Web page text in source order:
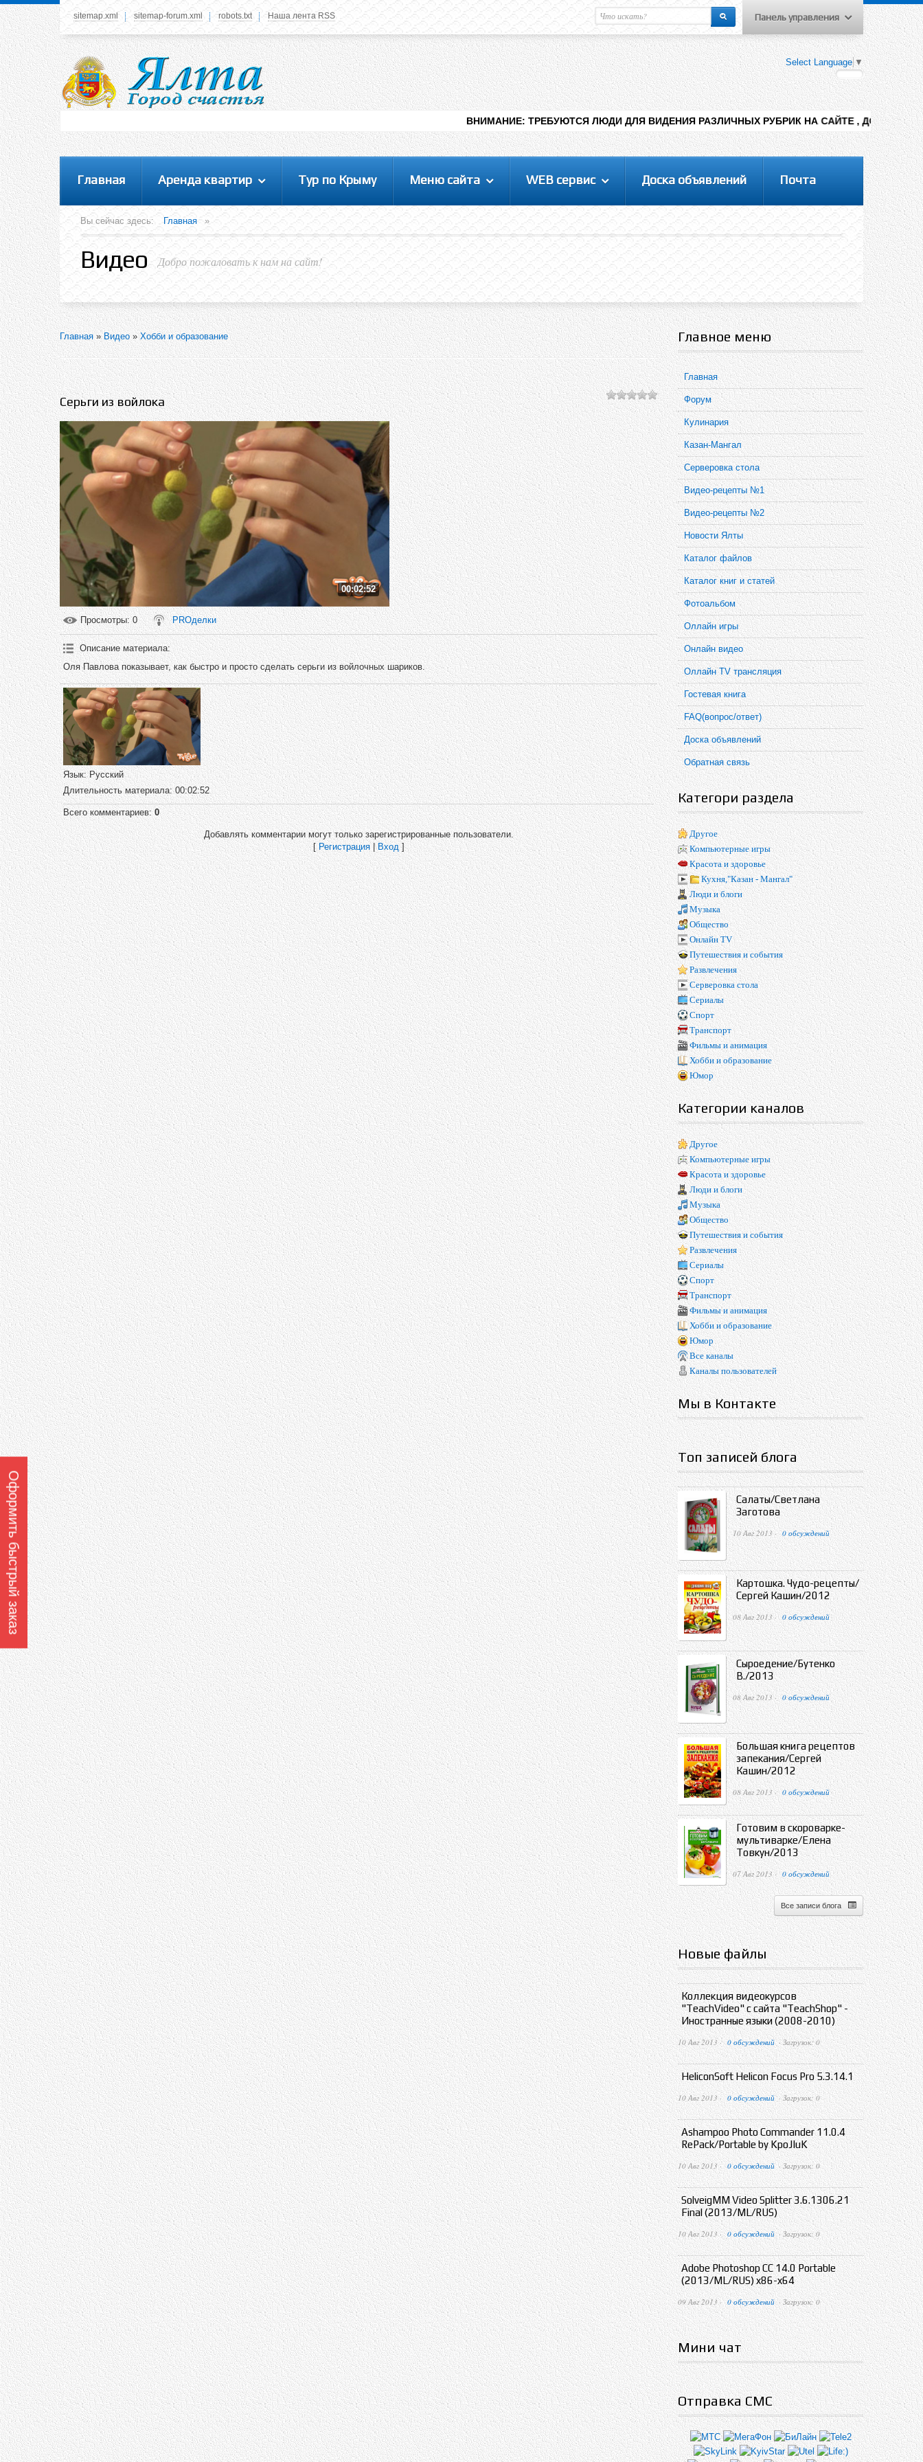
У вас нет прав просматривать данное меню,
пожалуйста, войдите на сайт под своим
логином или зарегестрируйтесь! Это позволит
вам пользоваться всеми функциями нашего
Здравствуйте уважаемыйГость. Чтобы
пользоваться данной панелью
управления, вам необходимо
авторизоваться на сайте под своим
логином, либо пройти регистрацию.
Меню пользователя
Вход на сайт
Регистрация
Панель управления
sitemap.xml sitemap-forum.xml robots.txt Наша лента RSS
Select Language ▼
ВНИМАНИЕ: ТРЕБУЮТСЯ ЛЮДИ ДЛЯ ВИДЕНИЯ РАЗЛИЧНЫХ РУБРИК НА САЙТЕ , ДОБАВЛЕНИЯ
Главная Аренда квартир Тур по Крыму Меню сайта WEB сервис Доска объявлений Почта
Вы сейчас здесь: Главная »
Видео Добро пожаловать к нам на сайт!
Главная»Видео»Хобби и образование
Серьги из войлока
00:02:52
Просмотры: 0 PROделки
Описание материала:
Оля Павлова показывает, как быстро и просто сделать серьги из войлочных шариков.
Язык: Русский
Длительность материала: 00:02:52
Всего комментариев: 0
Добавлять комментарии могут только зарегистрированные пользователи.
[Регистрация|Вход]
Главное меню
Главная
Форум
Кулинария
Казан-Мангал
Серверовка стола
Видео-рецепты №1
Видео-рецепты №2
Новости Ялты
Каталог файлов
Каталог книг и статей
Фотоальбом
Оллайн игры
Онлайн видео
Оллайн TV трансляция
Гостевая книга
FAQ(вопрос/ответ)
Доска объявлений
Обратная связь
Категори раздела
Другое
Компьютерные игры
Красота и здоровье
Кухня,"Казан - Мангал"
Люди и блоги
Музыка
Общество
Онлайн TV
Путешествия и события
Развлечения
Серверовка стола
Сериалы
Спорт
Транспорт
Фильмы и анимация
Хобби и образование
Юмор
Категории каналов
Другое
Компьютерные игры
Красота и здоровье
Люди и блоги
Музыка
Общество
Путешествия и события
Развлечения
Сериалы
Спорт
Транспорт
Фильмы и анимация
Хобби и образование
Юмор
Все каналы
Каналы пользователей
Мы в Контакте
Топ записей блога
Салаты/Светлана
Заготова
10 Авг 2013 · 0 обсуждений
Картошка. Чудо-рецепты/
Сергей Кашин/2012
08 Авг 2013 · 0 обсуждений
Сыроедение/Бутенко
В./2013
08 Авг 2013 · 0 обсуждений
Большая книга рецептов
запекания/Сергей
Кашин/2012
08 Авг 2013 · 0 обсуждений
Готовим в скороварке-
мультиварке/Елена
Товкун/2013
07 Авг 2013 · 0 обсуждений
Все записи блога
Новые файлы
Коллекция видеокурсов
"TeachVideo" с сайта "TeachShop" -
Иностранные языки (2008-2010)
10 Авг 2013 · 0 обсуждений · Загрузок: 0
HeliconSoft Helicon Focus Pro 5.3.14.1
10 Авг 2013 · 0 обсуждений · Загрузок: 0
Ashampoo Photo Commander 11.0.4
RePack/Portable by KpoJIuK
10 Авг 2013 · 0 обсуждений · Загрузок: 0
SolveigMM Video Splitter 3.6.1306.21
Final (2013/ML/RUS)
10 Авг 2013 · 0 обсуждений · Загрузок: 0
Adobe Photoshop CC 14.0 Portable
(2013/ML/RUS) x86-x64
09 Авг 2013 · 0 обсуждений · Загрузок: 0
Мини чат
Отправка СМС
Оформить быстрый заказ